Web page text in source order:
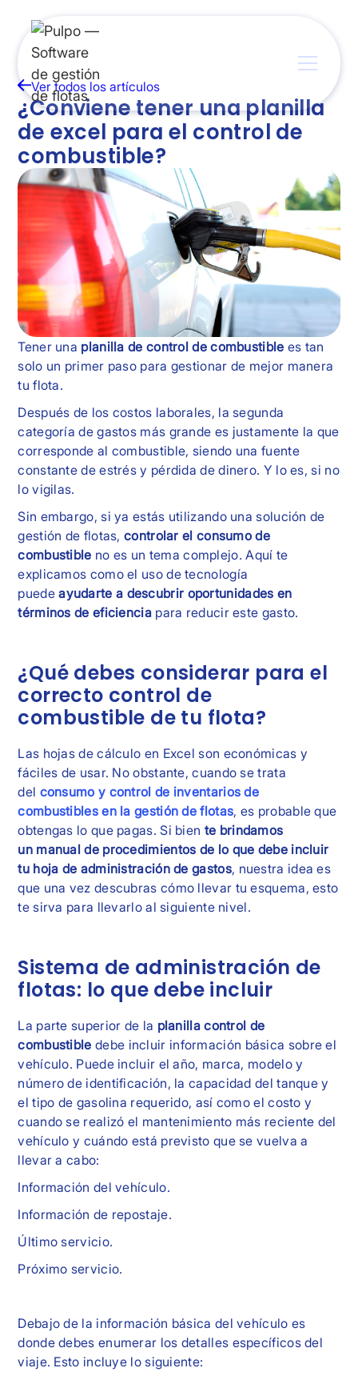
Ver todos los artículos
¿Conviene tener una planilla
de excel para el control de
combustible?
Tener una planilla de control de combustible es tan
solo un primer paso para gestionar de mejor manera
tu flota.
Después de los costos laborales, la segunda
categoría de gastos más grande es justamente la que
corresponde al combustible, siendo una fuente
constante de estrés y pérdida de dinero. Y lo es, si no
lo vigilas.
Sin embargo, si ya estás utilizando una solución de
gestión de flotas,controlar el consumo de
combustible no es un tema complejo. Aquí te
explicamos como el uso de tecnología
puedeayudarte a descubrir oportunidades en
términos de eficiencia para reducir este gasto.
¿Qué debes considerar para el
correcto control de
combustible de tu flota?
Las hojas de cálculo en Excel son económicas y
fáciles de usar. No obstante, cuando se trata
del consumo y control de inventarios de
combustibles en la gestión de flotas, es probable que
obtengas lo que pagas. Si bien te brindamos
un manual de procedimientos de lo que debe incluir
tu hoja de administración de gastos, nuestra idea es
que una vez descubras cómo llevar tu esquema, esto
te sirva para llevarlo al siguiente nivel.
Sistema de administración de
flotas: lo que debe incluir
La parte superior de la planilla control de
combustible debe incluir información básica sobre el
vehículo. Puede incluir el año, marca, modelo y
número de identificación, la capacidad del tanque y
el tipo de gasolina requerido, así como el costo y
cuando se realizó el mantenimiento más reciente del
vehículo y cuándo está previsto que se vuelva a
llevar a cabo:
Información del vehículo.
Información de repostaje.
Último servicio.
Próximo servicio.
Debajo de la información básica del vehículo es
donde debes enumerar los detalles específicos del
viaje. Esto incluye lo siguiente: